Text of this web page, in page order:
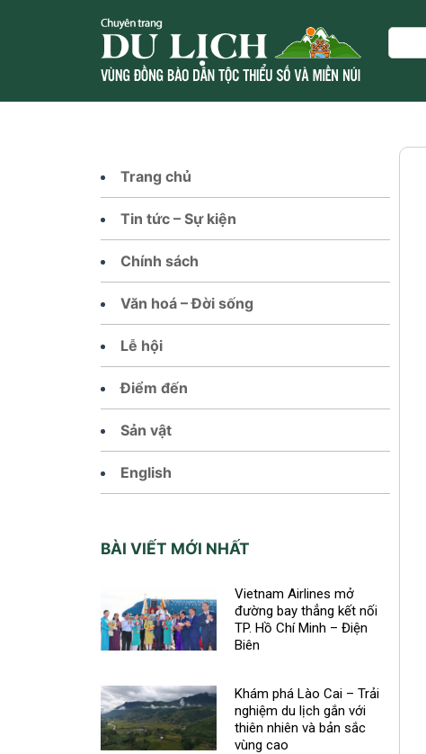
Search
Trang chủ
Tin tức – Sự kiện
Chính sách
Văn hoá – Đời sống
Lễ hội
Điểm đến
Sản vật
English
BÀI VIẾT MỚI NHẤT
Vietnam Airlines mở
đường bay thẳng kết nối
TP. Hồ Chí Minh – Điện
Biên
Khám phá Lào Cai – Trải
nghiệm du lịch gắn với
thiên nhiên và bản sắc
vùng cao